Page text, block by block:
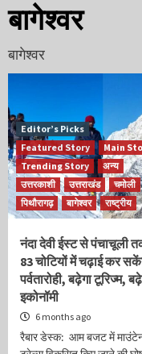
बागेश्वर
बागेश्वर
Editor’s Picks
Featured Story
Main
Trending Story
अन्य
उत्तरकाशी
उत्तराखंड
चमोली
पिथौरागढ़
बागेश्वर राष्ट्रीय
नंदा देवी ईस्ट से पंचाचूली
83 चोटियों में चढ़ाई कर
पर्वतारोही, बढ़ेगा टूरिज्म,
इकोनॉमी
6 months ago
रैबार डेस्क: आम बजट में